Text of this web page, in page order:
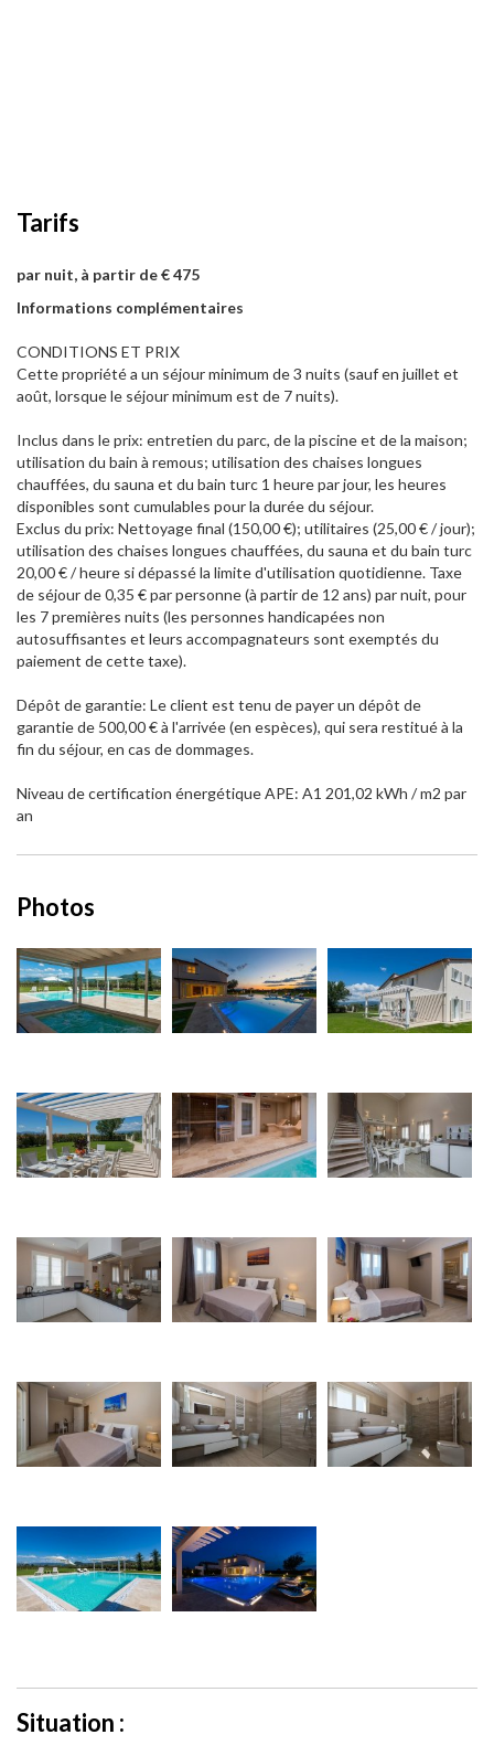
Tarifs
par nuit, à partir de € 475
Informations complémentaires
CONDITIONS ET PRIX
Cette propriété a un séjour minimum de 3 nuits (sauf en juillet et
août, lorsque le séjour minimum est de 7 nuits).
Inclus dans le prix: entretien du parc, de la piscine et de la maison;
utilisation du bain à remous; utilisation des chaises longues
chauffées, du sauna et du bain turc 1 heure par jour, les heures
disponibles sont cumulables pour la durée du séjour.
Exclus du prix: Nettoyage final (150,00 €); utilitaires (25,00 € / jour);
utilisation des chaises longues chauffées, du sauna et du bain turc
20,00 € / heure si dépassé la limite d'utilisation quotidienne. Taxe
de séjour de 0,35 € par personne (à partir de 12 ans) par nuit, pour
les 7 premières nuits (les personnes handicapées non
autosuffisantes et leurs accompagnateurs sont exemptés du
paiement de cette taxe).
Dépôt de garantie: Le client est tenu de payer un dépôt de
garantie de 500,00 € à l'arrivée (en espèces), qui sera restitué à la
fin du séjour, en cas de dommages.
Niveau de certification énergétique APE: A1 201,02 kWh / m2 par
an
Photos
Situation :